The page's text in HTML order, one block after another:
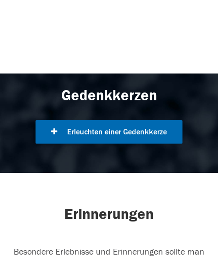
Gedenkkerzen
Erleuchten einer Gedenkkerze
Erinnerungen
Besondere Erlebnisse und Erinnerungen sollte man